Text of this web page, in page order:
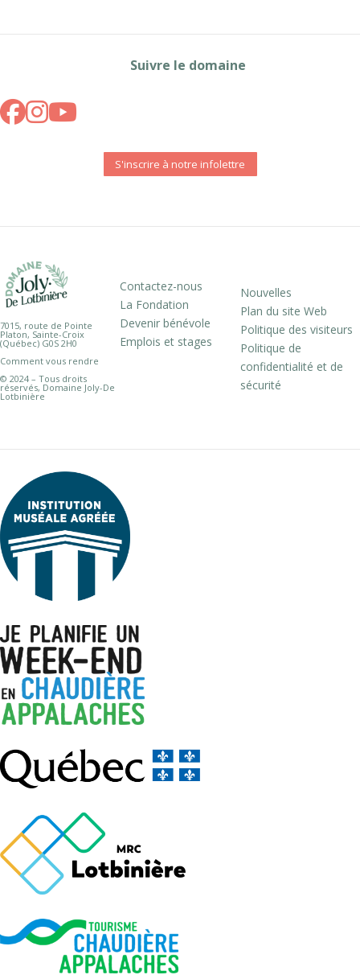
Suivre le domaine
S'inscrire à notre infolettre
7015, route de Pointe
Platon, Sainte-Croix
(Québec) G0S 2H0
Comment vous rendre
© 2024 – Tous droits
réservés, Domaine Joly-De
Lotbinière
Contactez-nous
La Fondation
Devenir bénévole
Emplois et stages
Nouvelles
Plan du site Web
Politique des visiteurs
Politique de
confidentialité et de
sécurité